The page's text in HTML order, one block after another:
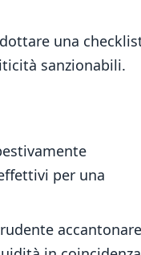
una
sanzionabili.
per una
accantonare